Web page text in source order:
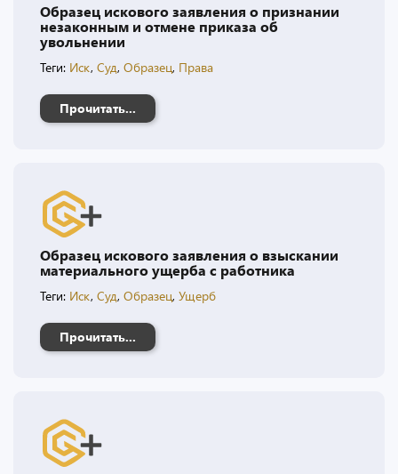
Образец искового заявления о признании
незаконным и отмене приказа об
увольнении
Теги: Иск, Суд, Образец, Права
Прочитать...
Образец искового заявления о взыскании
материального ущерба с работника
Теги: Иск, Суд, Образец, Ущерб
Прочитать...